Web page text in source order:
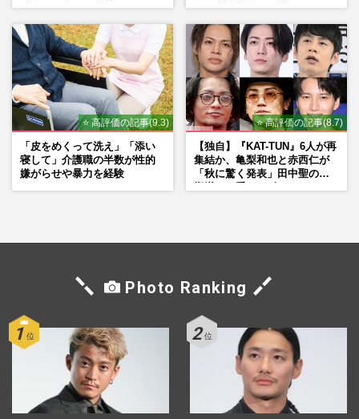
⭐ 高評価の記事(9.3)
「皮をめくって洗え」「添い
寝して」介護職の半数が性的
嫌がらせや暴力を経験
⭐ 高評価の記事(8.7)
【独自】『KAT-TUN』6人が再
集結か、亀梨和也と赤西仁が
「秋に驚く発表」田中聖の刑
Photo Ranking